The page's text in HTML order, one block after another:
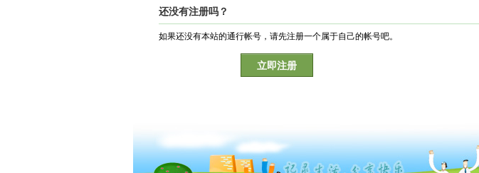
还没有注册吗？
如果还没有本站的通行帐号，请先注册一个属于自己的帐号吧。
立即注册